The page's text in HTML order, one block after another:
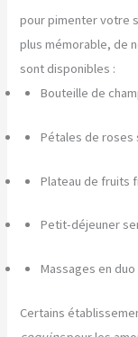
pour pimenter votre
plus mémorable, de
sont disponibles :
Bouteille de
Pétales de roses
Plateau de fruits
Petit-déjeuner
Massages en
Certains